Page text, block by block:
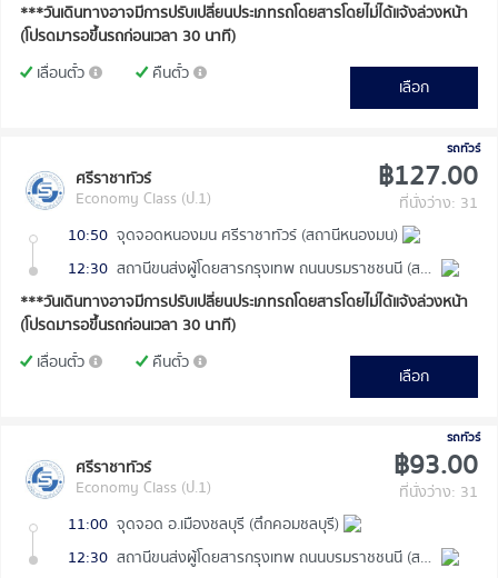
***วันเดินทางอาจมีการปรับเปลี่ยนประเภทรถโดยสารโดยไม่ได้แจ้งล่วงหน้า
(โปรดมารอขึ้นรถก่อนเวลา 30 นาที)
เลื่อนตั๋ว
คืนตั๋ว
เลือก
รถทัวร์
ศรีราชาทัวร์
Economy Class (ป.1)
฿127.00
ที่นั่งว่าง: 31
10:50 จุดจอดหนองมน ศรีราชาทัวร์ (สถานีหนองมน)
12:30
สถานีขนส่งผู้โดยสารกรุงเทพ ถนนบรมราชชนนี (สายใต้ใหม่)
***วันเดินทางอาจมีการปรับเปลี่ยนประเภทรถโดยสารโดยไม่ได้แจ้งล่วงหน้า
(โปรดมารอขึ้นรถก่อนเวลา 30 นาที)
เลื่อนตั๋ว
คืนตั๋ว
เลือก
รถทัวร์
ศรีราชาทัวร์
Economy Class (ป.1)
฿93.00
ที่นั่งว่าง: 31
11:00 จุดจอด อ.เมืองชลบุรี (ตึกคอมชลบุรี)
12:30
สถานีขนส่งผู้โดยสารกรุงเทพ ถนนบรมราชชนนี (สายใต้ใหม่)